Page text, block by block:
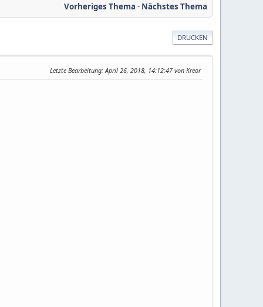
Vorheriges Thema - Nächstes Thema
DRUCKEN
Letzte Bearbeitung: April 26, 2018, 14:12:47 von Kreor